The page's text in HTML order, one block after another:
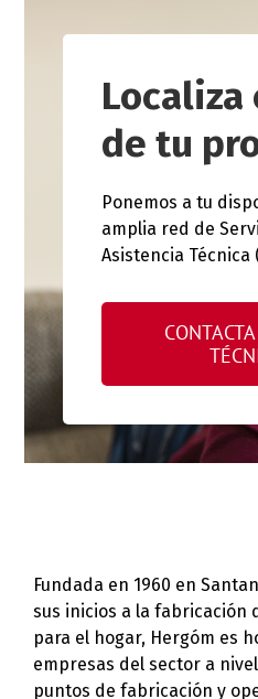
Localiza
de tu
Ponemos a tu
amplia red de
Asistencia Técnica
Fundada en 1960 en
sus inicios a la fabricación
para el hogar, Hergóm es
empresas del sector a
puntos de fabricación y